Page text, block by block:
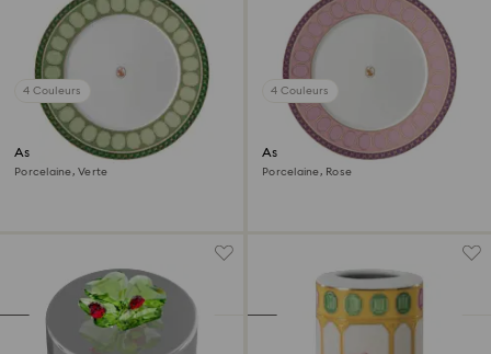
4 Couleurs
Assiette plate Signum
Porcelaine, Verte
4 Couleurs
Assiette plate Signum
Porcelaine, Rose